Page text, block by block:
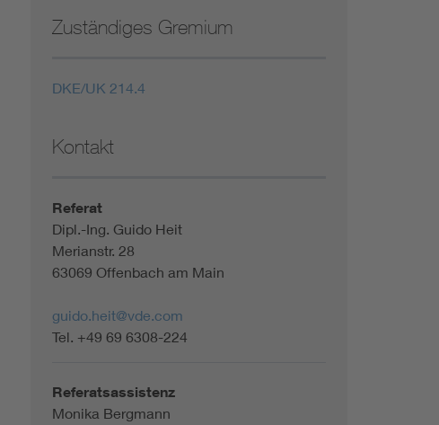
Zuständiges Gremium
DKE/UK 214.4
Kontakt
Referat
Dipl.-Ing. Guido Heit
Merianstr. 28
63069 Offenbach am Main
guido.heit@vde.com
Tel. +49 69 6308-224
Referatsassistenz
Monika Bergmann